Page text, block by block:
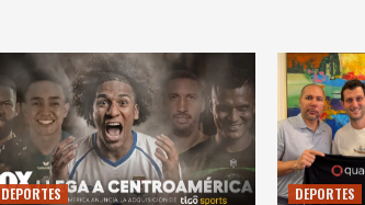
DEPORTES DEPORTES